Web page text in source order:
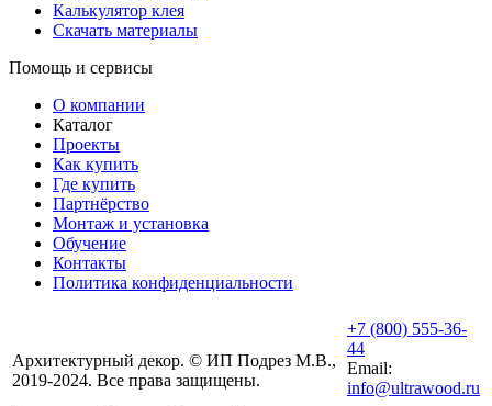
Калькулятор клея
Скачать материалы
Помощь и сервисы
О компании
Каталог
Проекты
Как купить
Где купить
Партнёрство
Монтаж и установка
Обучение
Контакты
Политика конфиденциальности
Архитектурный декор. © ИП Подрез М.В.,
2019-2024. Все права защищены.
+7 (800) 555-36-
44
Email:
info@ultrawood.ru